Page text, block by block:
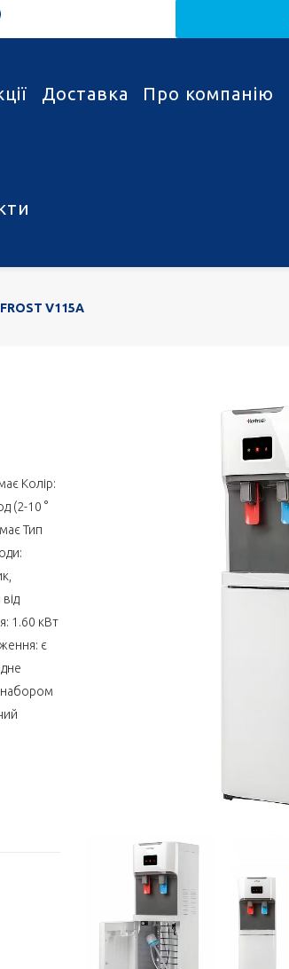
Доставка Про компанію
V115A
Колір:
(2-10 °
Тип
1.60 кВт
є
набором